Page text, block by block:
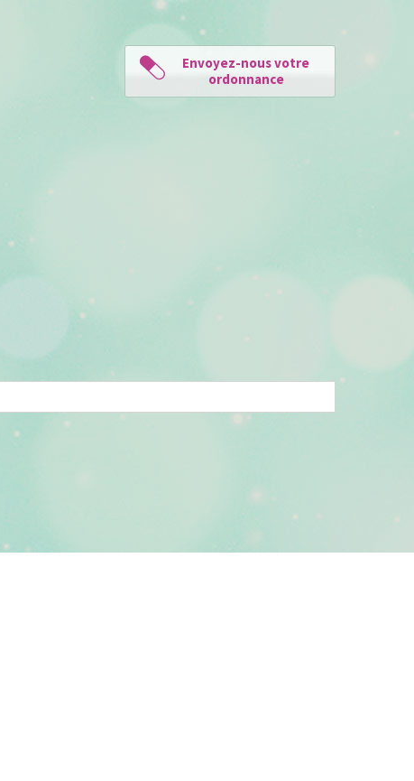
Envoyez-nous votre
ordonnance